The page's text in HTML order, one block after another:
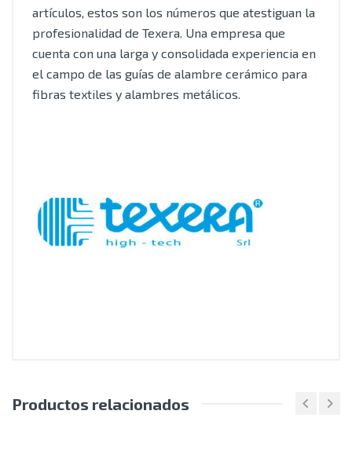
artículos, estos son los números que atestiguan la
profesionalidad de Texera. Una empresa que
cuenta con una larga y consolidada experiencia en
el campo de las guías de alambre cerámico para
fibras textiles y alambres metálicos.
Productos relacionados